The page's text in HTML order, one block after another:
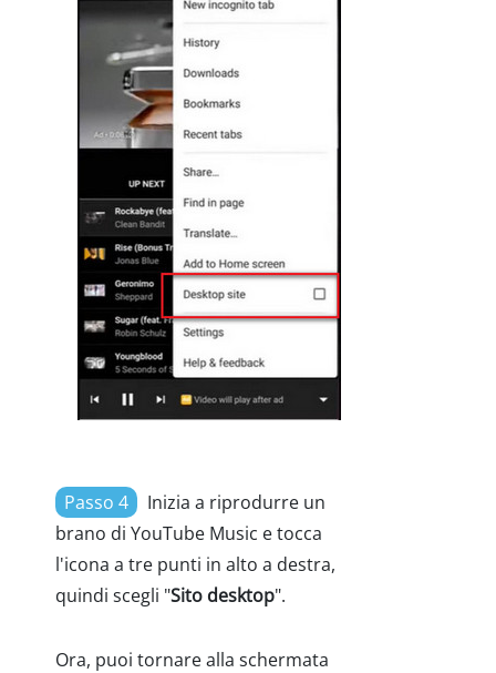
Passo 4
Inizia a riprodurre un
brano di YouTube Music e tocca
l'icona a tre punti in alto a destra,
quindi scegli "Sito desktop".
Ora, puoi tornare alla schermata